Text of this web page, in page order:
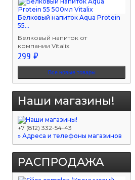
Белковый напиток Aqua Protein
55...
Белковый напиток от
компании Vitalix
299 ₽
Все новые товары
Наши магазины!
+7 (812) 332-54-43
» Адреса и телефоны магазинов
РАСПРОДАЖА